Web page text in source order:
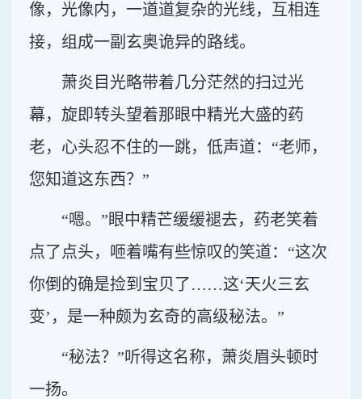
像，光像内，一道道复杂的光线，互相连
接，组成一副玄奥诡异的路线。
萧炎目光略带着几分茫然的扫过光
幕，旋即转头望着那眼中精光大盛的药
老，心头忍不住的一跳，低声道：“老师，
您知道这东西？”
“嗯。”眼中精芒缓缓褪去，药老笑着
点了点头，咂着嘴有些惊叹的笑道：“这次
你倒的确是捡到宝贝了……这‘天火三玄
变’，是一种颇为玄奇的高级秘法。”
“秘法？”听得这名称，萧炎眉头顿时
一扬。